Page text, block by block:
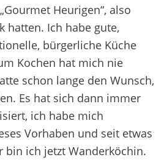
Heurigen“, also
hatten. Ich habe gute,
bürgerliche Küche
Kochen hat mich nie
schon lange den Wunsch,
Es hat sich dann immer
ich habe mich
Vorhaben und seit etwas
bin ich jetzt Wanderköchin.